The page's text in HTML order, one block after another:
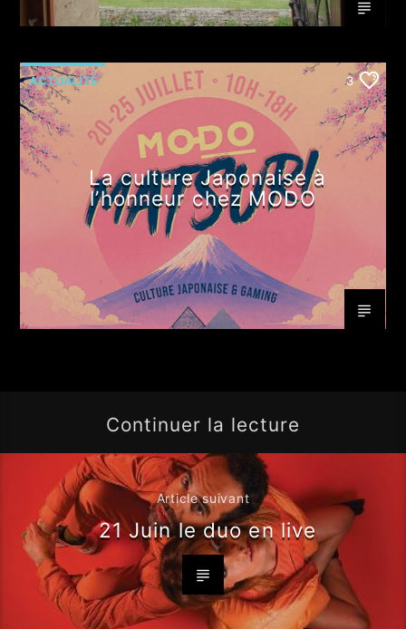
ACTUALITÉ 3
La culture Japonaise à
l’honneur chez MODO
Continuer la lecture
Article suivant
21 Juin le duo en live